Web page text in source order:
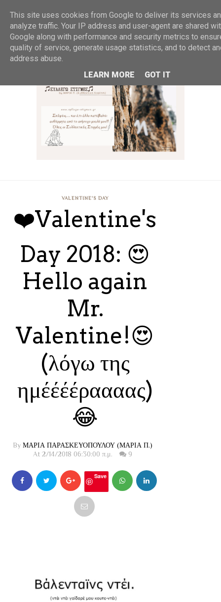
MENU
VALENTINE'S DAY
❤️Valentine's
Day 2018: 😍
Hello again
Mr.
Valentine!😍
(λόγω της
ημέέέέραααας)
😂
By ΜΑΡΙΑ ΠΑΡΑΣΚΕΥΟΠΟΥΛΟΥ (ΜΑΡΙΑ Π.)
At 2/14/2018 06:30:00 π.μ.
9
Save
This site uses cookies from Google to deliver its services
analyze traffic. Your IP address and user-agent are shared
Google along with performance and security metrics to
quality of service, generate usage statistics, and to detect
address abuse.
LEARN MORE
GOT IT